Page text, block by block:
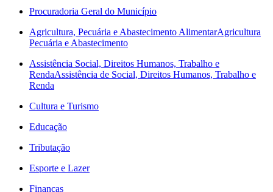
Procuradoria Geral do Município
Agricultura, Pecuária e Abastecimento AlimentarAgricultura
Pecuária e Abastecimento
Assistência Social, Direitos Humanos, Trabalho e
RendaAssistência de Social, Direitos Humanos, Trabalho e
Renda
Cultura e Turismo
Educação
Tributação
Esporte e Lazer
Finanças